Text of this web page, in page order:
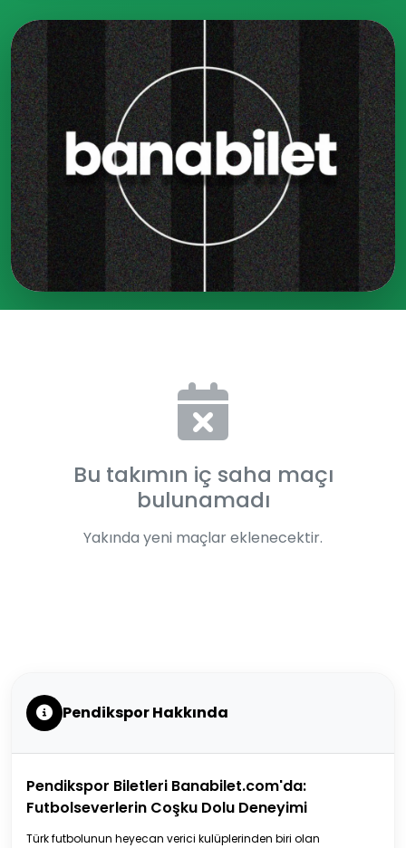
Bu takımın iç saha maçı
bulunamadı
Yakında yeni maçlar eklenecektir.
Pendikspor Hakkında
Pendikspor Biletleri Banabilet.com'da:
Futbolseverlerin Coşku Dolu Deneyimi
Türk futbolunun heyecan verici kulüplerinden biri olan